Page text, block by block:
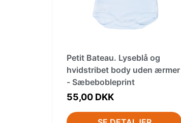
Petit Bateau. Lyseblå og
hvidstribet body uden ærmer
- Sæbebobleprint
55,00 DKK